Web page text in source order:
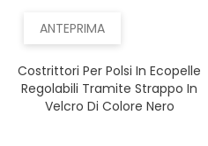
ANTEPRIMA
Costrittori Per Polsi In Ecopelle
Regolabili Tramite Strappo In
Velcro Di Colore Nero